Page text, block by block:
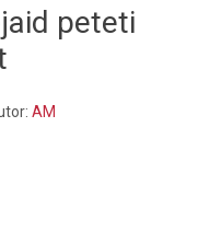
peteti
AM